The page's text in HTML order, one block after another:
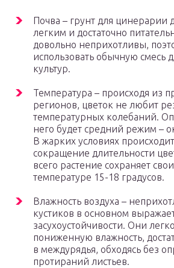
Почва – грунт для цинерарии
легким и достаточно
довольно неприхотливы,
использовать обычную смесь
культур.
Температура – происходя из
регионов, цветок не любит
температурных колебаний.
него будет средний режим –
В жарких условиях
сокращение длительности
всего растение сохраняет
температуре 15-18 градусов.
Влажность воздуха –
кустиков в основном
засухоустойчивости. Они
пониженную влажность,
в междурядья, обходясь без
протираний листьев.